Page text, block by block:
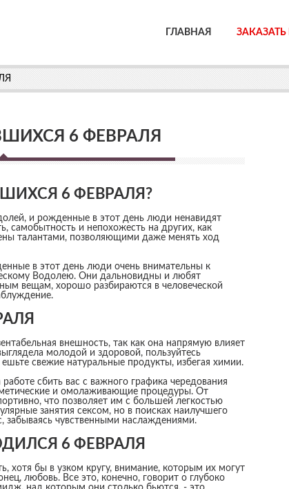
ГЛАВНАЯ ЗАКАЗАТЬ
6 ФЕВРАЛЯ
6 ФЕВРАЛЯ?
и рожденные в этот день люди ненавидят
самобытность и непохожесть на других, как
талантами, позволяющими даже менять ход
в этот день люди очень внимательны к
Водолею. Они дальновидны и любят
вещам, хорошо разбираются в человеческой
внешность, так как она напрямую влияет
молодой и здоровой, пользуйтесь
свежие натуральные продукты, избегая химии.
сбить вас с важного графика чередования
и омолаживающие процедуры. От
что позволяет им с большей легкостью
занятия сексом, но в поисках наилучшего
забываясь чувственными наслаждениями.
6 ФЕВРАЛЯ
хотя бы в узком кругу, внимание, которым их могут
любовь. Все это, конечно, говорит о глубоко